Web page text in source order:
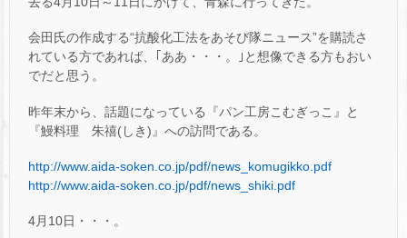
会田氏の作成する“抗酸化工法をあそび隊ニュース”を購読さ
れている方であれば、｢ああ・・・。｣と想像できる方もおい
でだと思う。
昨年末から、話題になっている『パン工房こむぎっこ』と
『鰻料理 朱禧(しき)』への訪問である。
http://www.aida-soken.co.jp/pdf/news_komugikko.pdf
http://www.aida-soken.co.jp/pdf/news_shiki.pdf
4月10日・・・。